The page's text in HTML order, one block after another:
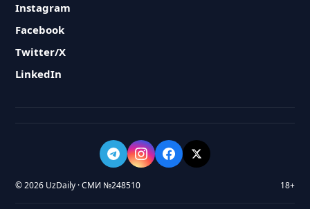
Instagram
Facebook
Twitter/X
LinkedIn
© 2026 UzDaily · СМИ №248510 18+